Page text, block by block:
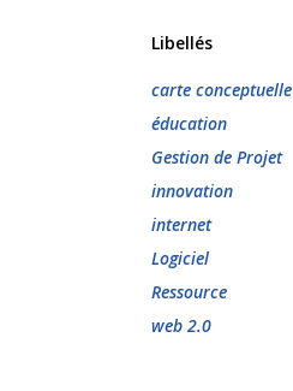
Libellés
carte conceptuelle
éducation
Gestion de Projet
innovation
internet
Logiciel
Ressource
web 2.0